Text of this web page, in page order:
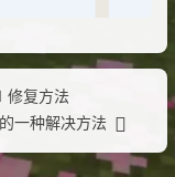
修复方法
一种解决方法